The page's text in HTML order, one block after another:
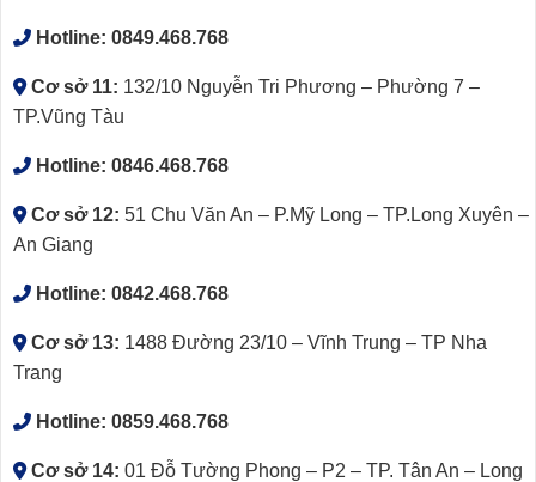
Hotline: 0849.468.768
Cơ sở 11: 132/10 Nguyễn Tri Phương – Phường 7 –
TP.Vũng Tàu
Hotline: 0846.468.768
Cơ sở 12: 51 Chu Văn An – P.Mỹ Long – TP.Long Xuyên –
An Giang
Hotline: 0842.468.768
Cơ sở 13: 1488 Đường 23/10 – Vĩnh Trung – TP Nha
Trang
Hotline: 0859.468.768
Cơ sở 14: 01 Đỗ Tường Phong – P2 – TP. Tân An – Long